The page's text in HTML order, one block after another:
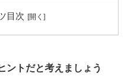
目次
ントだと考えましょう